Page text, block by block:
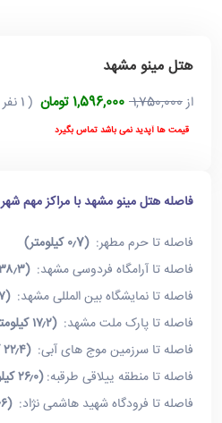
هتل مینو مشهد
از1,750,000 1,596,000 تومان ( 1 نفر 1 شب)
قیمت ها آپدید نمی باشد تماس بگیرد
فاصله هتل مینو مشهد با مراکز مهم شهر
فاصله تا حرم مطهر:(۰٫7 کیلومتر)
فاصله تا آرامگاه فردوسی مشهد:(۳۸٫۳ کیلومتر)
فاصله تا نمایشگاه بین المللی مشهد:(۱۷٫۷ کیلومتر)
فاصله تا پارک ملت مشهد:(۱۷٫۲ کیلومتر)
فاصله تا سرزمین موج های آبی:(۲۲٫۴ کیلومتر)
فاصله تا منطقه ییلاقی طرقبه:(۲۶٫۰ کیلومتر)
فاصله تا فرودگاه شهید هاشمی نژاد:(۷٫۶ کیلومتر)